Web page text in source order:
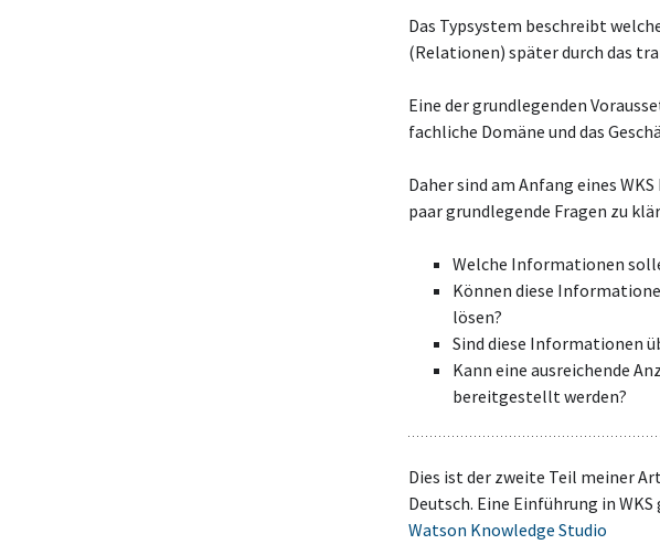
Das Typsystem beschreibt
(Relationen) später durch das
Eine der grundlegenden
fachliche Domäne und das
Daher sind am Anfang eines
paar grundlegende Fragen zu
Welche Informationen
Können diese
lösen?
Sind diese Informationen
Kann eine ausreichende
bereitgestellt werden?
Dies ist der zweite Teil meiner
Deutsch. Eine Einführung in
Watson Knowledge Studio